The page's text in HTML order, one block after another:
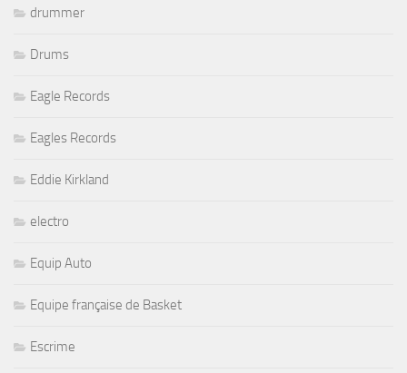
drummer
Drums
Eagle Records
Eagles Records
Eddie Kirkland
electro
Equip Auto
Equipe française de Basket
Escrime